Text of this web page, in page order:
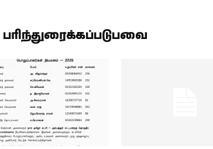
பரிந்துரைக்கப்படுபவை